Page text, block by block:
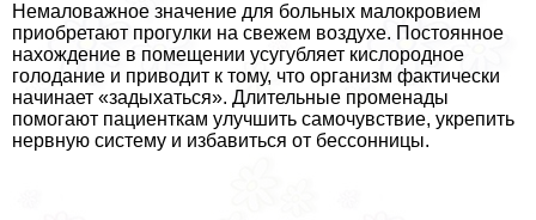
Немаловажное значение для больных малокровием
приобретают прогулки на свежем воздухе. Постоянное
нахождение в помещении усугубляет кислородное
голодание и приводит к тому, что организм фактически
начинает «задыхаться». Длительные променады
помогают пациенткам улучшить самочувствие, укрепить
нервную систему и избавиться от бессонницы.